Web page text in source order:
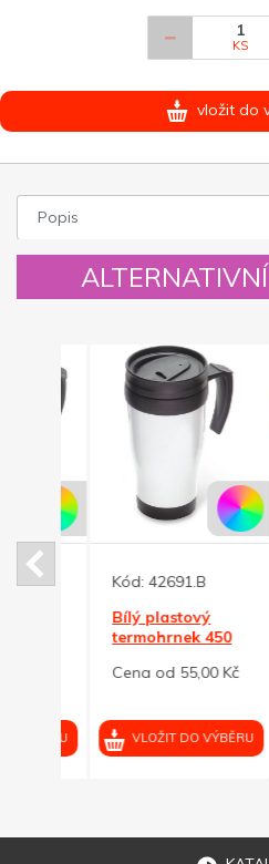
KS
vložit do
Popis
Kód:42691.B
Bílý plastový
termohrnek 450
víčkem
Cena od 55,00 Kč
VLOŽIT DO VÝBĚRU